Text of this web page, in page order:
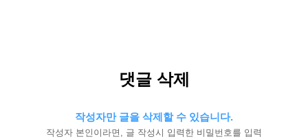
댓글 삭제
작성자만 글을 삭제할 수 있습니다.
작성자 본인이라면, 글 작성시 입력한 비밀번호를 입력